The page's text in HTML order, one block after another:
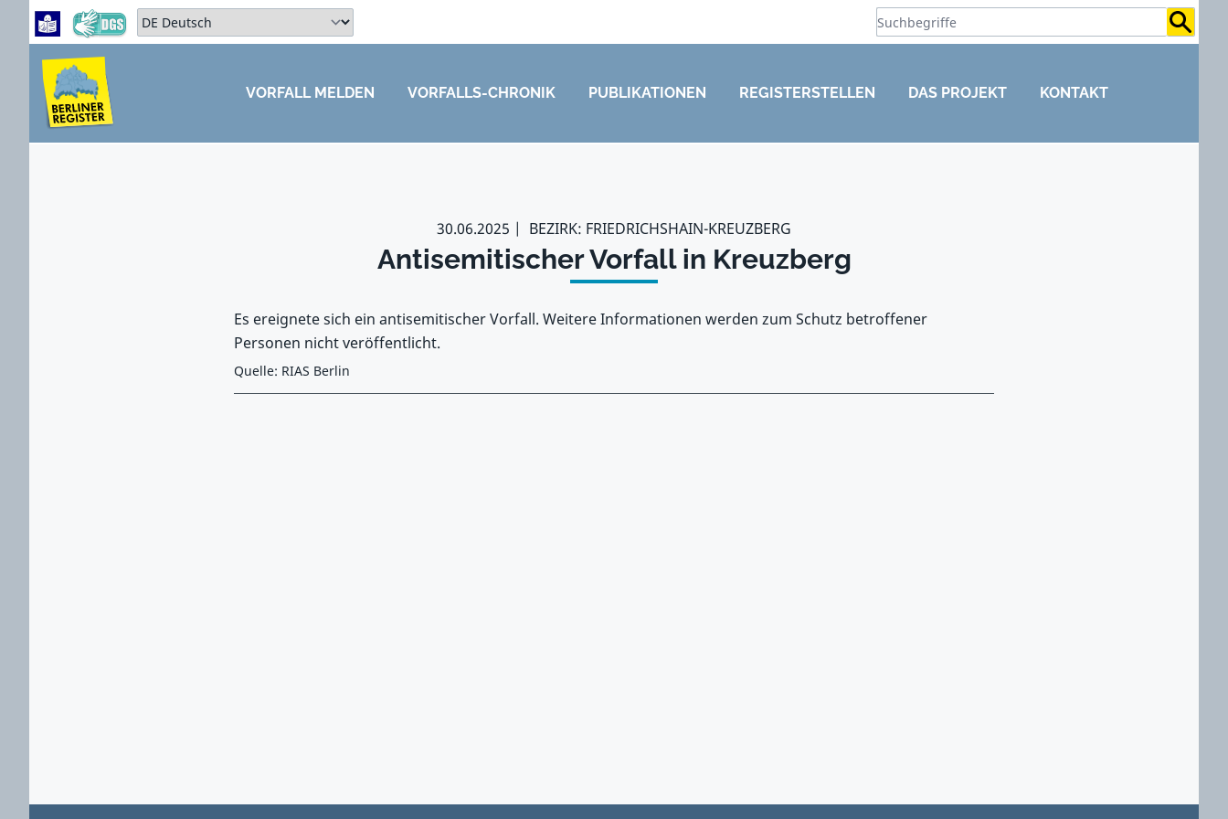
Zum Hauptbereich springen
Zum Hauptmenü springen
Sprache auswählen:
ZUM HAUPTBEREICH SPRINGEN
VORFALL MELDEN VORFALLS-CHRONIK PUBLIKATIONEN REGISTERSTELLEN DAS PROJEKT KONTAKT
30.06.2025 BEZIRK: FRIEDRICHSHAIN-KREUZBERG
Antisemitischer Vorfall in Kreuzberg
Es ereignete sich ein antisemitischer Vorfall. Weitere Informationen werden zum Schutz betroffener
Personen nicht veröffentlicht.
Quelle: RIAS Berlin